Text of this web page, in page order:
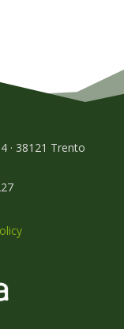
· 38121 Trento